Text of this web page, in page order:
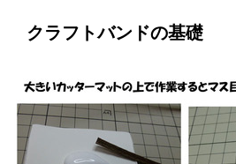
クラフトバンドの基礎